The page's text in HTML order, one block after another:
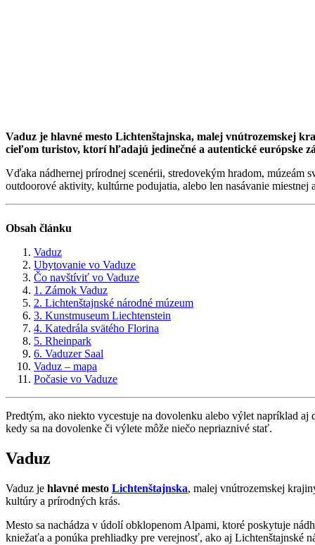
Vaduz je hlavné mesto Lichtenštajnska, malej vnútrozemskej
cieľom turistov, ktorí hľadajú jedinečné a autentické európske
Vďaka nádhernej prírodnej scenérii, stredovekým hradom, múzeám
outdoorové aktivity, kultúrne podujatia, alebo len nasávanie miestnej
Obsah článku
Vaduz
Ubytovanie vo Vaduze
Čo navštíviť vo Vaduze
1. Zámok Vaduz
2. Lichtenštajnské národné múzeum
3. Kunstmuseum Liechtenstein
4. Katedrála svätého Florina
5. Rheinpark
6. Vaduzer Saal
Vaduz – mapa
Počasie vo Vaduze
Predtým, ako niekto vycestuje na dovolenku alebo výlet napríklad aj
kedy sa na dovolenke či výlete môže niečo nepriaznivé stať.
Vaduz
Vaduz je hlavné mesto Lichtenštajnska, malej vnútrozemskej
kultúry a prírodných krás.
Mesto sa nachádza v údolí obklopenom Alpami, ktoré poskytuje
kniežaťa a ponúka prehliadky pre verejnosť, ako aj Lichtenštajnské